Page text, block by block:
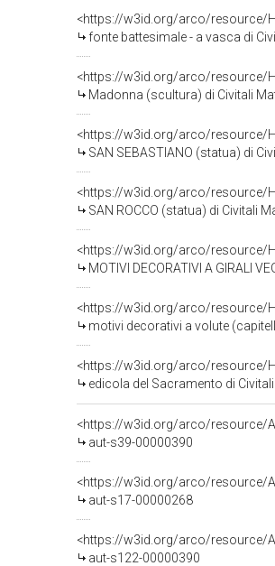
<https://w3id.org/arco/resource/
fonte battesimale - a vasca di
<https://w3id.org/arco/resource/
Madonna (scultura) di Civitali
<https://w3id.org/arco/resource/
SAN SEBASTIANO (statua) di
<https://w3id.org/arco/resource/
SAN ROCCO (statua) di Civitali
<https://w3id.org/arco/resource/
MOTIVI DECORATIVI A GIRALI
<https://w3id.org/arco/resource/
motivi decorativi a volute
<https://w3id.org/arco/resource/
edicola del Sacramento di
<https://w3id.org/arco/resource/
aut-s39-00000390
<https://w3id.org/arco/resource/
aut-s17-00000268
<https://w3id.org/arco/resource/
aut-s122-00000390